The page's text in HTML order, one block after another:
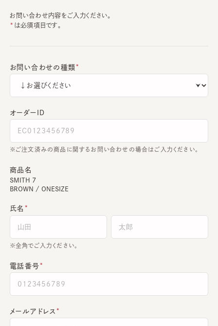
お問い合わせ内容をご入力ください。
は必須項目です。
お問い合わせの種類
オーダーＩＤ
ご注文済みの商品に関するお問い合わせの場合はご入力ください。
商品名
SMITH 7
BROWN / ONESIZE
氏名
全角でご入力ください。
電話番号
メールアドレス